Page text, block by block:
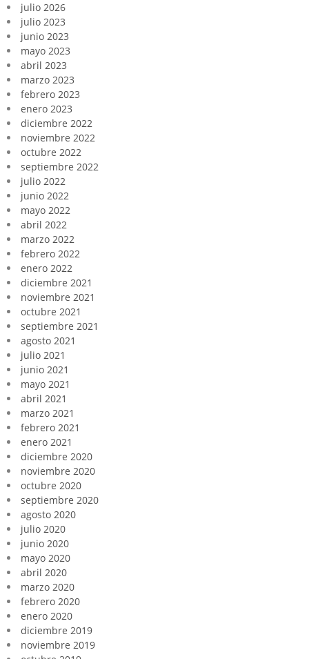
julio 2026
julio 2023
junio 2023
mayo 2023
abril 2023
marzo 2023
febrero 2023
enero 2023
diciembre 2022
noviembre 2022
octubre 2022
septiembre 2022
julio 2022
junio 2022
mayo 2022
abril 2022
marzo 2022
febrero 2022
enero 2022
diciembre 2021
noviembre 2021
octubre 2021
septiembre 2021
agosto 2021
julio 2021
junio 2021
mayo 2021
abril 2021
marzo 2021
febrero 2021
enero 2021
diciembre 2020
noviembre 2020
octubre 2020
septiembre 2020
agosto 2020
julio 2020
junio 2020
mayo 2020
abril 2020
marzo 2020
febrero 2020
enero 2020
diciembre 2019
noviembre 2019